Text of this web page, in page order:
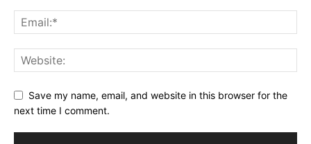
Save my name, email, and website in this browser for the
next time I comment.